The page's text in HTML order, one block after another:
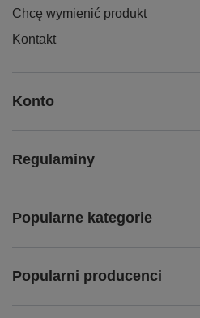
Chcę wymienić produkt
Kontakt
Konto
Regulaminy
Popularne kategorie
Popularni producenci